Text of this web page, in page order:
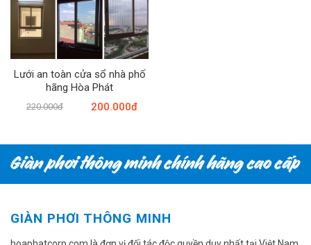
Lưới an toàn cửa sổ nhà phố
hãng Hòa Phát
200.000đ
220.000đ
GIÀN PHƠI THÔNG MINH